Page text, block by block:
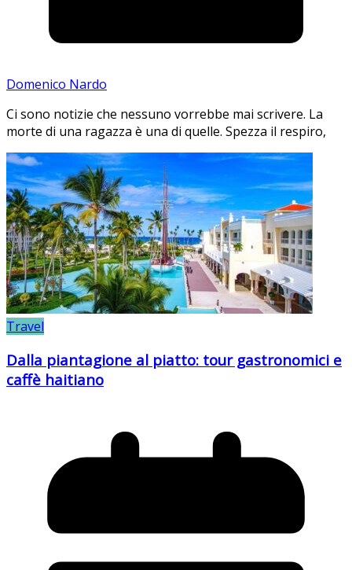
Domenico Nardo
Ci sono notizie che nessuno vorrebbe mai scrivere. La
morte di una ragazza è una di quelle. Spezza il respiro,
Travel
Dalla piantagione al piatto: tour gastronomici e
caffè haitiano